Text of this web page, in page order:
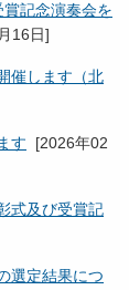
記念演奏会を
16日]
催します（北
す [2026年02
式及び受賞記
選定結果につ